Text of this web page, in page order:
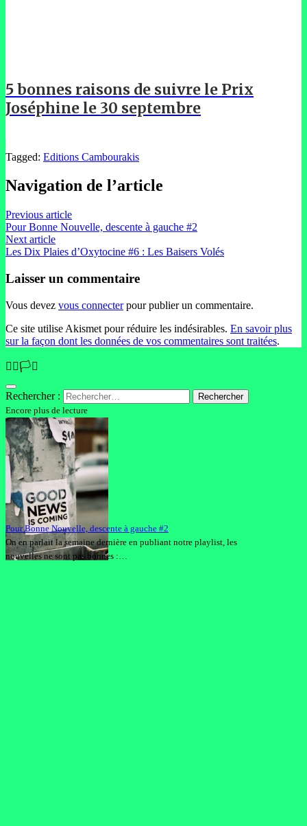
5 bonnes raisons de suivre le Prix
Joséphine le 30 septembre
Tagged: Editions Cambourakis
Navigation de l’article
Previous article
Pour Bonne Nouvelle, descente à gauche #2
Next article
Les Dix Plaies d’Oxytocine #6 : Les Baisers Volés
Laisser un commentaire
Vous devez vous connecterpour publier un commentaire.
Ce site utilise Akismet pour réduire les indésirables. En savoir plus
sur la façon dont les données de vos commentaires sont traitées.
🏳️‍🌈🏳️‍⚧️
Rechercher :
Encore plus de lecture
Pour Bonne Nouvelle, descente à gauche #2
On en parlait la semaine dernière en publiant notre playlist, les
nouvelles ne sont pas bonnes :…